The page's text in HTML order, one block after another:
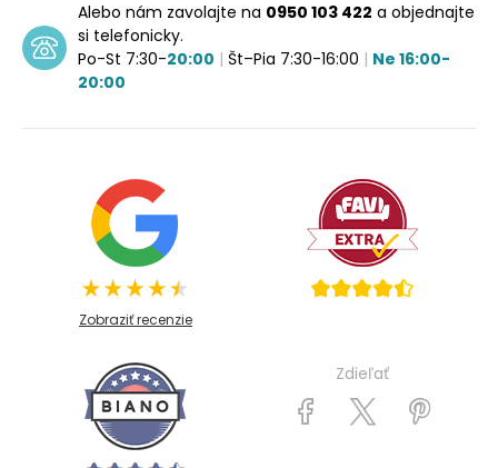
Alebo nám zavolajte na 0950 103 422 a objednajte
si telefonicky.
Po-St 7:30-20:00 | Št–Pia 7:30-16:00 | Ne 16:00-
20:00
Zobraziť recenzie
Zdieľať